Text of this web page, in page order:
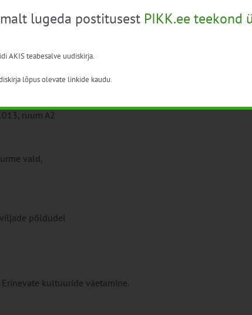
Hüva (iga koolitusel 2 lektorit)
tee 8, III korrus
ruum A2
vald,
põldudel
kultuuride väetamine.
lugeda postitusest PIKK.ee teekond
AKIS teabesalve uudiskirja.
lõpus olevate linkide kaudu.